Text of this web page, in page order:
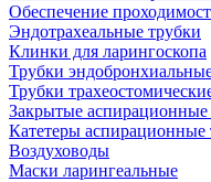
Обеспечение
Эндотрахеальные трубки
Клинки для ларингоскопа
Трубки
Трубки
Закрытые
Катетеры аспирационные
Воздуховоды
Маски ларингеальные